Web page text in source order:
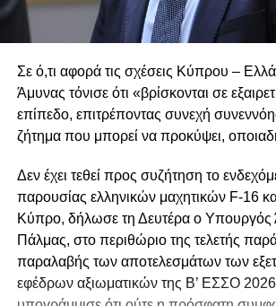
Σε ό,τι αφορά τις σχέσεις Κύπρου –
Άμυνας τόνισε ότι «βρίσκονται σε
επίπεδο, επιτρέποντας συνεχή
ζήτημα που μπορεί να προκύψει,
Δεν έχει τεθεί προς συζήτηση το
παρουσίας ελληνικών μαχητικών F-16
Κύπρο, δήλωσε τη Δευτέρα ο Υπουργός
Πάλμας, στο περιθώριο της τελετής
παραλαβής των αποτελεσμάτων των
εφέδρων αξιωματικών της Β’ ΕΣΣΟ